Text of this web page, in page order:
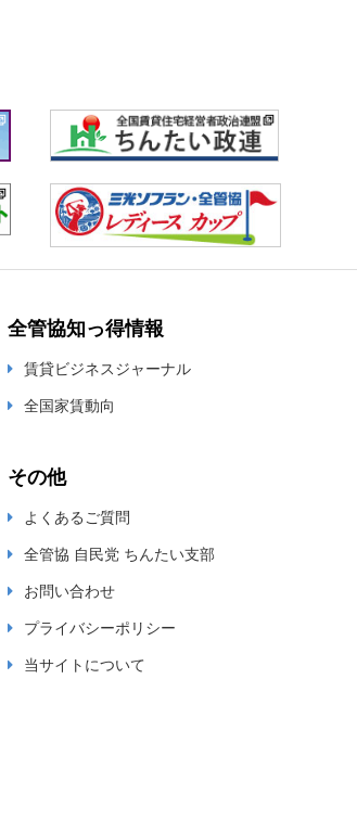
全管協知っ得情報
賃貸ビジネスジャーナル
全国家賃動向
その他
よくあるご質問
全管協 自民党 ちんたい支部
お問い合わせ
プライバシーポリシー
当サイトについて